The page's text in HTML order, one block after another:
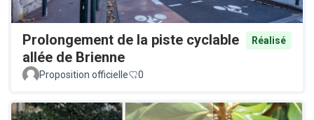
Prolongement de la piste cyclable
allée de Brienne
Réalisé
Proposition officielle 0